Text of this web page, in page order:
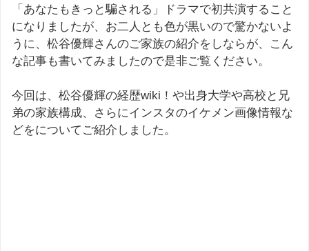
「あなたもきっと騙される」ドラマで初共演すること
になりましたが、お二人とも色が黒いので驚かないよ
うに、松谷優輝さんのご家族の紹介をしならが、こん
な記事も書いてみましたので是非ご覧ください。
今回は、松谷優輝の経歴wiki！や出身大学や高校と兄
弟の家族構成、さらにインスタのイケメン画像情報な
どをについてご紹介しました。